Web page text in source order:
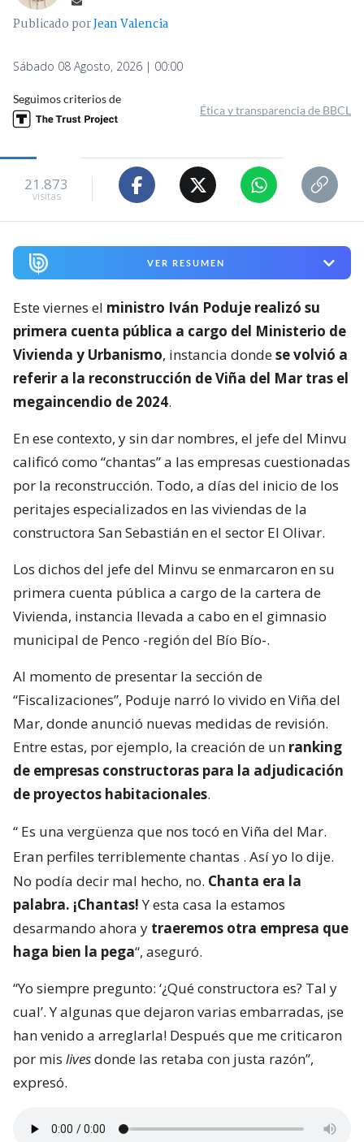
Publicado porJean Valencia
Sábado 08 Agosto, 2026 | 00:00
Seguimos criterios de
Ética y transparencia de BBCL
21.873
visitas
VER RESUMEN
Este viernes el ministro Iván Poduje realizó su
primera cuenta pública a cargo del Ministerio de
Vivienda y Urbanismo, instancia dondese volvió a
referir a la reconstrucción de Viña del Mar tras el
megaincendio de 2024.
En ese contexto, y sin dar nombres, el jefe del Minvu
calificó como “chantas” a las empresas cuestionadas
por la reconstrucción. Todo, a días del inicio de los
peritajes especializados en las viviendas de la
constructora San Sebastián en el sector El Olivar.
Los dichos del jefe del Minvu se enmarcaron en su
primera cuenta pública a cargo de la cartera de
Vivienda, instancia llevada a cabo en el gimnasio
municipal de Penco -región del Bío Bío-.
Al momento de presentar la sección de
“Fiscalizaciones”, Poduje narró lo vivido en Viña del
Mar, donde anunció nuevas medidas de revisión.
Entre estas, por ejemplo, la creación de un ranking
de empresas constructoras para la adjudicación
de proyectos habitacionales.
“ Es una vergüenza que nos tocó en Viña del Mar.
Eran perfiles terriblemente chantas . Así yo lo dije.
No podía decir mal hecho, no. Chanta era la
palabra. ¡Chantas!Y esta casa la estamos
desarmando ahora y traeremos otra empresa que
haga bien la pega“, aseguró.
“Yo siempre pregunto: ‘¿Qué constructora es? Tal y
cual’. Y algunas que dejaron varias embarradas, ¡se
han venido a arreglarla! Después que me criticaron
por mis livesdonde las retaba con justa razón”,
expresó.